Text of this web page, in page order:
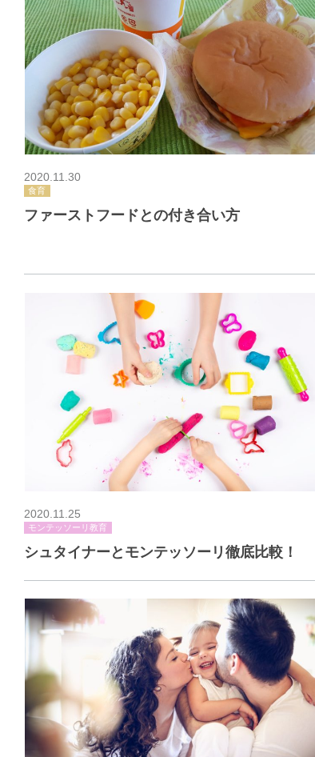
2020.11.30
食育
ファーストフードとの付き合い方
2020.11.25
モンテッソーリ教育
シュタイナーとモンテッソーリ徹底比較！